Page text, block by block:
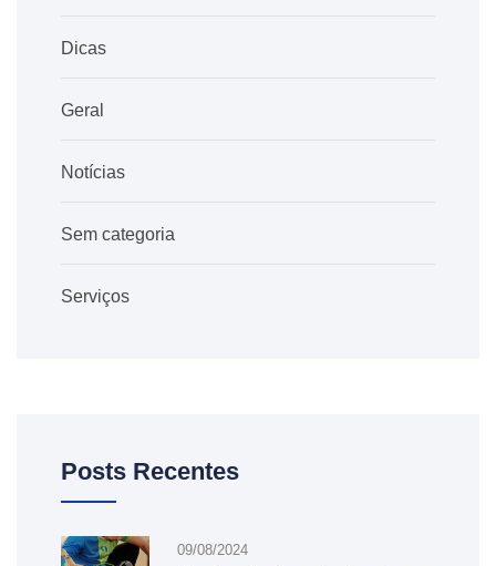
Dicas
Geral
Notícias
Sem categoria
Serviços
Posts Recentes
09/08/2024